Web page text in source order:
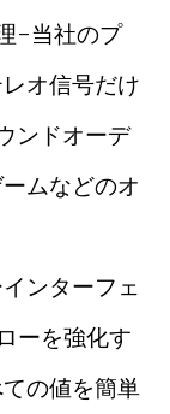
-当社のプ
オ信号だ​​け
ンドオーデ
ムなどのオ
ンターフェ
ーを強化す
の値を簡単